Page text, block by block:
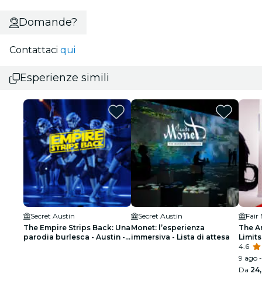
Domande?
Contattaci qui
Esperienze simili
Secret Austin
The Empire Strips Back: Una
parodia burlesca - Austin -
Secret Austin
Monet: l’esperienza
immersiva - Lista di attesa
Fair
The
4.6
9 ago
Da